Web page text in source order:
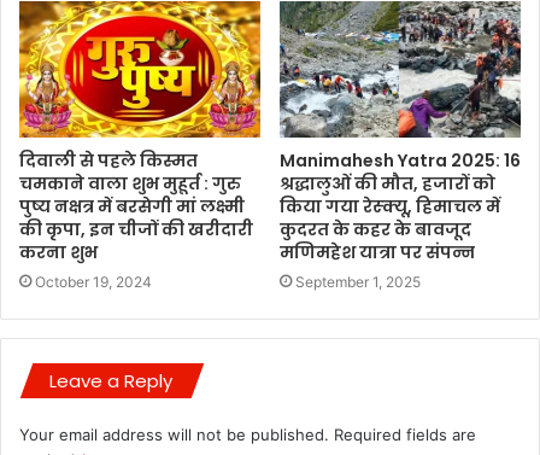
दिवाली से पहले किस्मत
चमकाने वाला शुभ मुहूर्त : गुरु
पुष्य नक्षत्र में बरसेगी मां लक्ष्मी
की कृपा, इन चीजों की खरीदारी
करना शुभ
October 19, 2024
Manimahesh Yatra 2025: 16
श्रद्धालुओं की मौत, हजारों को
किया गया रेस्क्यू, हिमाचल में
कुदरत के कहर के बावजूद
मणिमहेश यात्रा पर संपन्न
September 1, 2025
Leave a Reply
Your email address will not be published. Required fields are